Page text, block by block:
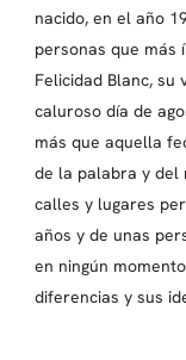
nacido, en el año
personas que más
Felicidad Blanc, su
caluroso día de
más que aquella
de la palabra y del
calles y lugares
años y de unas
en ningún
diferencias y sus